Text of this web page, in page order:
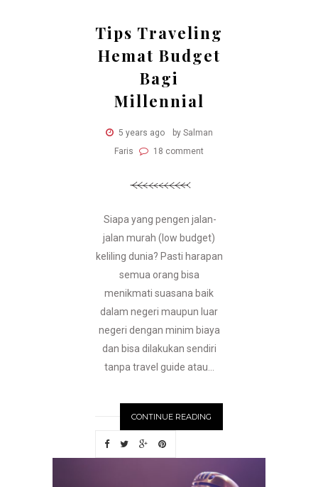
Tips Traveling
Hemat Budget
Bagi
Millennial
5 years ago
by Salman
Faris
18 comment
Siapa yang pengen jalan-
jalan murah (low budget)
keliling dunia? Pasti harapan
semua orang bisa
menikmati suasana baik
dalam negeri maupun luar
negeri dengan minim biaya
dan bisa dilakukan sendiri
tanpa travel guide atau...
CONTINUE READING